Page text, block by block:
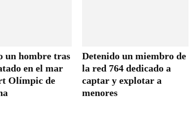
un hombre tras
en el mar
Olímpic de
Detenido un miembro de
la red 764 dedicado a
captar y explotar a
menores